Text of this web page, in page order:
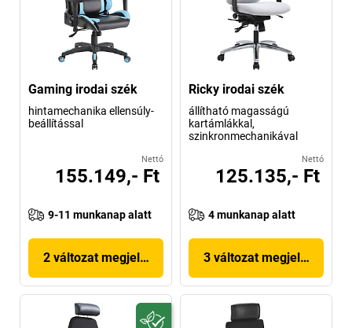
Gaming irodai szék
hintamechanika ellensúly-
beállítással
Nettó
155.149,- Ft
9-11 munkanap alatt
2 változat megjelenítése
Ricky irodai szék
állítható magasságú
kartámlákkal,
szinkronmechanikával
Nettó
125.135,- Ft
4 munkanap alatt
3 változat megjelenítése